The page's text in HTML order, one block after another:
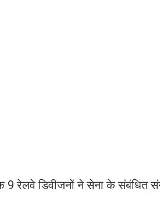
9 रेलवे डिवीजनों ने सेना के संबंधित